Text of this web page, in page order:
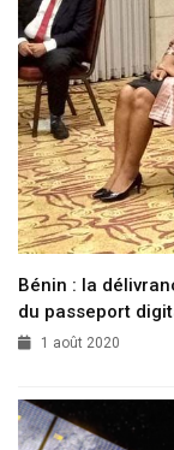
Bénin : la
du passeport
1 août 2020